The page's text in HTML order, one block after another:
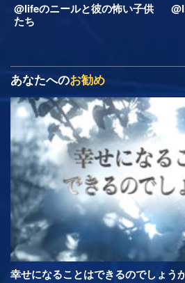
@lifeのニールと彼の怖い子供
たち
あなたへのお勧め
幸せになることはできるのでしょう